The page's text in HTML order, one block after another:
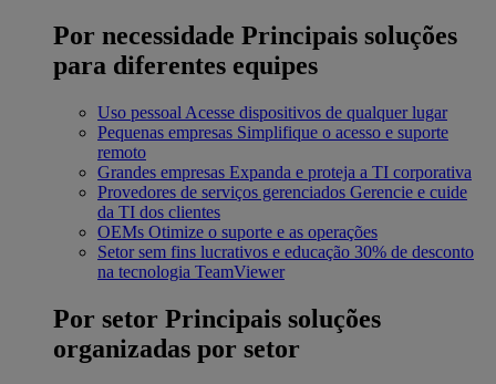
Por necessidade Principais soluções
para diferentes equipes
Uso pessoal Acesse dispositivos de qualquer lugar
Pequenas empresas Simplifique o acesso e suporte
remoto
Grandes empresas Expanda e proteja a TI corporativa
Provedores de serviços gerenciados Gerencie e cuide
da TI dos clientes
OEMs Otimize o suporte e as operações
Setor sem fins lucrativos e educação 30% de desconto
na tecnologia TeamViewer
Por setor Principais soluções
organizadas por setor